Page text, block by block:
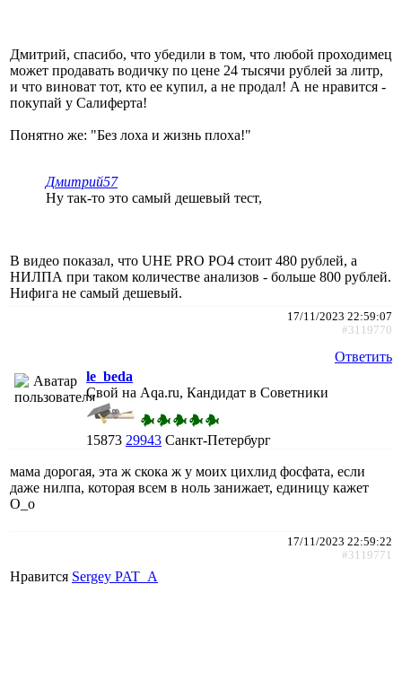
Дмитрий, спасибо, что убедили в том, что любой проходимец
может продавать водичку по цене 24 тысячи рублей за литр,
и что виноват тот, кто ее купил, а не продал! А не нравится -
покупай у Салиферта!
Понятно же: "Без лоха и жизнь плоха!"
Дмитрий57
Ну так-то это самый дешевый тест,
В видео показал, что UHE PRO PO4 стоит 480 рублей, а
НИЛПА при таком количестве анализов - больше 800 рублей.
Нифига не самый дешевый.
17/11/2023 22:59:07
#3119770
Ответить
le_beda
Свой на Aqa.ru, Кандидат в Советники
15873 29943 Санкт-Петербург
мама дорогая, эта ж скока ж у моих цихлид фосфата, если
даже нилпа, которая всем в ноль занижает, единицу кажет
О_о
17/11/2023 22:59:22
#3119771
Нравится Sergey PAT_A